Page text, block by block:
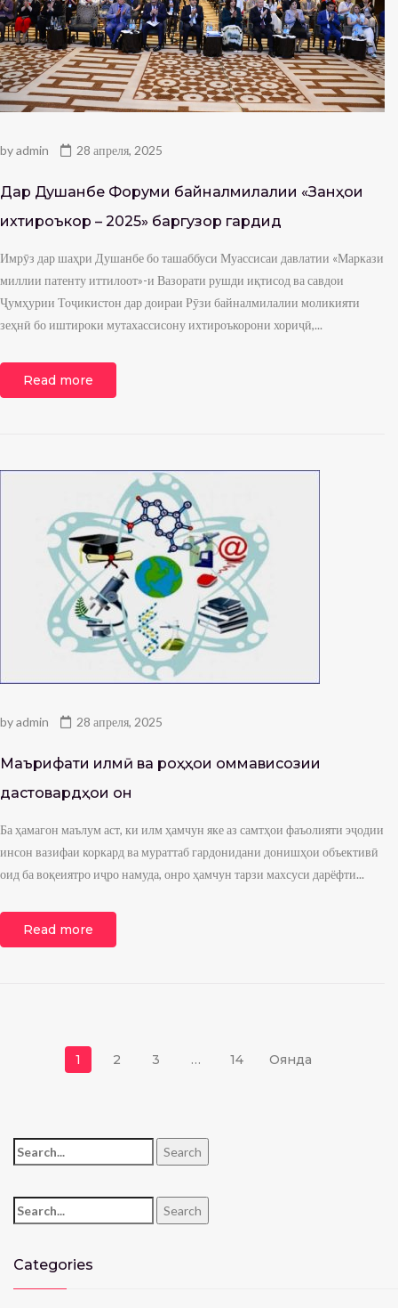
byadmin 28 апреля, 2025
Дар Душанбе Форуми байналмилалии «Занҳои
ихтироъкор – 2025» баргузор гардид
Имрӯз дар шаҳри Душанбе бо ташаббуси Муассисаи давлатии «Маркази
миллии патенту иттилоот»-и Вазорати рушди иқтисод ва савдои
Ҷумҳурии Тоҷикистон дар доираи Рӯзи байналмилалии моликияти
зеҳнӣ бо иштироки мутахассисону ихтироъкорони хориҷӣ,...
Read more
byadmin 28 апреля, 2025
Маърифати илмӣ ва роҳҳои оммависозии
дастовардҳои он
Ба ҳамагон маълум аст, ки илм ҳамчун яке аз самтҳои фаъолияти эҷодии
инсон вазифаи коркард ва мураттаб гардонидани донишҳои объективӣ
оид ба воқеиятро иҷро намуда, онро ҳамчун тарзи махсуси дарёфти...
Read more
Навигация по записям
1 2 3 … 14 Оянда
Search for: Search
Search for: Search
Categories